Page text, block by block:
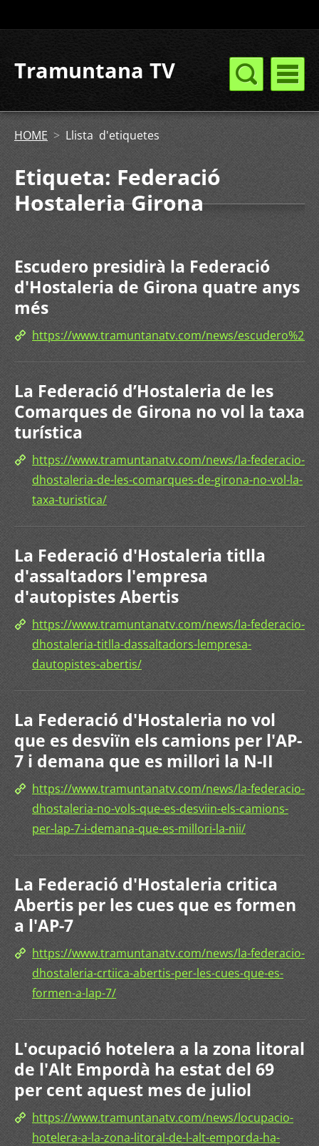
Tramuntana TV
HOME > Llista d'etiquetes
Etiqueta: Federació
Hostaleria Girona
Escudero presidirà la Federació
d'Hostaleria de Girona quatre anys
més
https://www.tramuntanatv.com/news/
La Federació d’Hostaleria de les
Comarques de Girona no vol la taxa
turística
https://www.tramuntanatv.com/news/la-federacio-
dhostaleria-de-les-comarques-de-girona-no-vol-la-
taxa-turistica/
La Federació d'Hostaleria titlla
d'assaltadors l'empresa
d'autopistes Abertis
https://www.tramuntanatv.com/news/la-federacio-
dhostaleria-titlla-dassaltadors-lempresa-
dautopistes-abertis/
La Federació d'Hostaleria no vol
que es desviïn els camions per l'AP-
7 i demana que es millori la N-II
https://www.tramuntanatv.com/news/la-federacio-
dhostaleria-no-vols-que-es-desviin-els-camions-
per-lap-7-i-demana-que-es-millori-la-nii/
La Federació d'Hostaleria critica
Abertis per les cues que es formen
a l'AP-7
https://www.tramuntanatv.com/news/la-federacio-
dhostaleria-crtiica-abertis-per-les-cues-que-es-
formen-a-lap-7/
L'ocupació hotelera a la zona litoral
de l'Alt Empordà ha estat del 69
per cent aquest mes de juliol
https://www.tramuntanatv.com/news/locupacio-
hotelera-a-la-zona-litoral-de-l-alt-emporda-ha-